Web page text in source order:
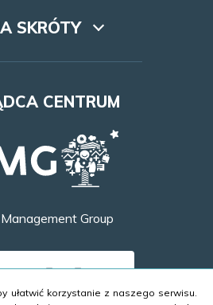
SKRÓTY
Lookbook
Najem
otwarcia
Kontakt
CENTRUM
Group
SIĘ WIĘCEJ
ułatwić korzystanie z naszego serwisu.